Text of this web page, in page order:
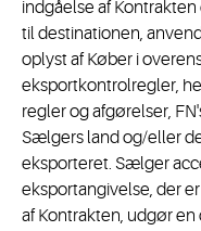
indgåelse af
til destinationen,
oplyst af Køber i
eksportkontrolregler,
regler og afgørelser,
Sælgers land og/eller
eksporteret. Sælger
eksportangivelse, der
af Kontrakten, udgør